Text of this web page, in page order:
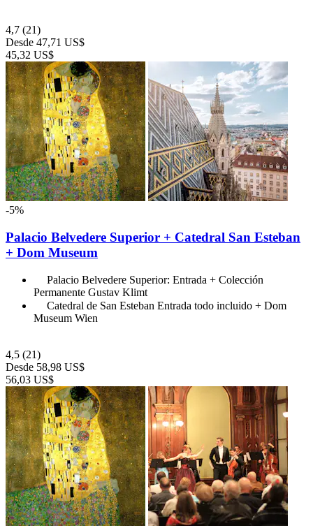
4,7 (21)
Desde 47,71 US$
45,32 US$
-5%
Palacio Belvedere Superior + Catedral San Esteban
+ Dom Museum
Palacio Belvedere Superior: Entrada + Colección
Permanente Gustav Klimt
Catedral de San Esteban Entrada todo incluido + Dom
Museum Wien
4,5 (21)
Desde 58,98 US$
56,03 US$